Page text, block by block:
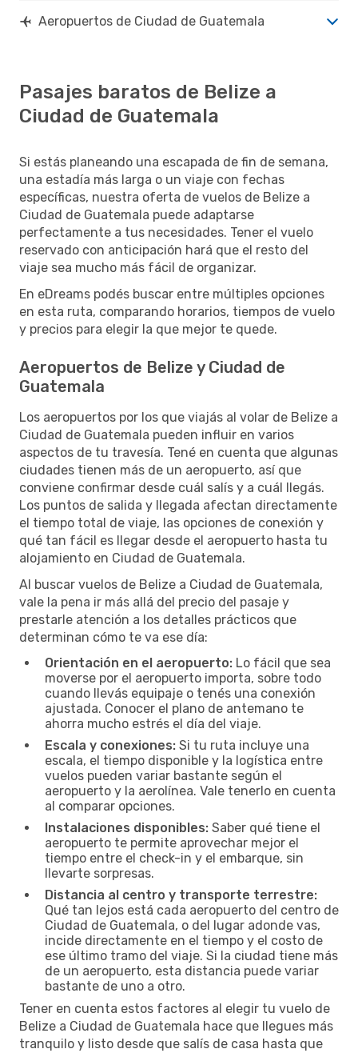
Aeropuertos de Ciudad de Guatemala
Pasajes baratos de Belize a
Ciudad de Guatemala
Si estás planeando una escapada de fin de semana,
una estadía más larga o un viaje con fechas
específicas, nuestra oferta de vuelos de Belize a
Ciudad de Guatemala puede adaptarse
perfectamente a tus necesidades. Tener el vuelo
reservado con anticipación hará que el resto del
viaje sea mucho más fácil de organizar.
En eDreams podés buscar entre múltiples opciones
en esta ruta, comparando horarios, tiempos de vuelo
y precios para elegir la que mejor te quede.
Aeropuertos de Belize y Ciudad de
Guatemala
Los aeropuertos por los que viajás al volar de Belize a
Ciudad de Guatemala pueden influir en varios
aspectos de tu travesía. Tené en cuenta que algunas
ciudades tienen más de un aeropuerto, así que
conviene confirmar desde cuál salís y a cuál llegás.
Los puntos de salida y llegada afectan directamente
el tiempo total de viaje, las opciones de conexión y
qué tan fácil es llegar desde el aeropuerto hasta tu
alojamiento en Ciudad de Guatemala.
Al buscar vuelos de Belize a Ciudad de Guatemala,
vale la pena ir más allá del precio del pasaje y
prestarle atención a los detalles prácticos que
determinan cómo te va ese día:
Orientación en el aeropuerto: Lo fácil que sea
moverse por el aeropuerto importa, sobre todo
cuando llevás equipaje o tenés una conexión
ajustada. Conocer el plano de antemano te
ahorra mucho estrés el día del viaje.
Escala y conexiones: Si tu ruta incluye una
escala, el tiempo disponible y la logística entre
vuelos pueden variar bastante según el
aeropuerto y la aerolínea. Vale tenerlo en cuenta
al comparar opciones.
Instalaciones disponibles: Saber qué tiene el
aeropuerto te permite aprovechar mejor el
tiempo entre el check-in y el embarque, sin
llevarte sorpresas.
Distancia al centro y transporte terrestre:
Qué tan lejos está cada aeropuerto del centro de
Ciudad de Guatemala, o del lugar adonde vas,
incide directamente en el tiempo y el costo de
ese último tramo del viaje. Si la ciudad tiene más
de un aeropuerto, esta distancia puede variar
bastante de uno a otro.
Tener en cuenta estos factores al elegir tu vuelo de
Belize a Ciudad de Guatemala hace que llegues más
tranquilo y listo desde que salís de casa hasta que